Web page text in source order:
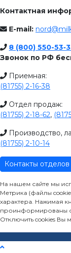
Контактная
E-mail:
8 (800) 550-53-
Звонок по РФ
Приемная:
(81755) 2-16-38
Отдел продаж:
(81755) 2-18-62,
Производство,
(81755) 2-10-14
Контакты отделов
На нашем сайте мы
Метрика (файлы
характера. Нажимая
проинформированы
Отключить cookies Вы